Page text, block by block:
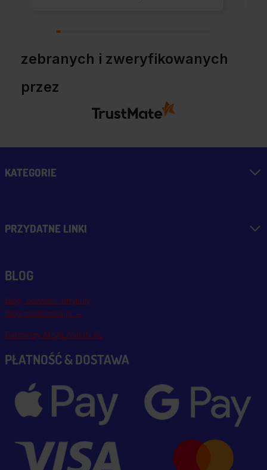
zebranych i zweryfikowanych
przez
KATEGORIE
PRZYDATNE LINKI
BLOG
Blog, nowości, artykuły
Blog msalamon.pl →
Partnerzy MSALAMON.PL
PŁATNOŚĆ & DOSTAWA